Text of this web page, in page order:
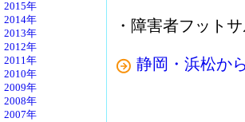
2015年
2014年
2013年
2012年
2011年
2010年
2009年
2008年
2007年
・障害者フット
静岡・浜松か